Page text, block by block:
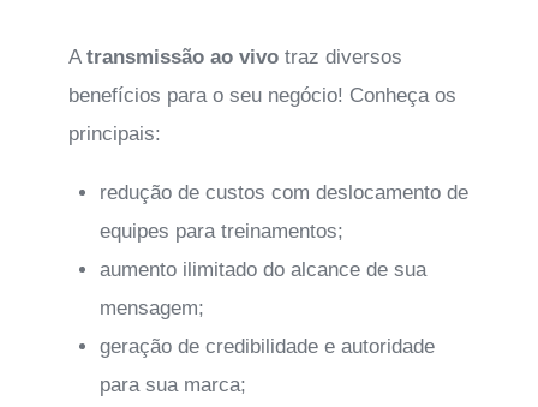
A transmissão ao vivo traz diversos
benefícios para o seu negócio! Conheça os
principais:
redução de custos com deslocamento de
equipes para treinamentos;
aumento ilimitado do alcance de sua
mensagem;
geração de credibilidade e autoridade
para sua marca;